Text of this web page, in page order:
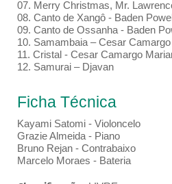
07. Merry Christmas, Mr.
08. Canto de Xangô - Baden Powell
09. Canto de Ossanha - Baden
10. Samambaia – Cesar
11. Cristal - Cesar Camargo
12. Samurai – Djavan
Ficha Técnica
Kayami Satomi - Violoncelo
Grazie Almeida - Piano
Bruno Rejan - Contrabaixo
Marcelo Moraes - Bateria